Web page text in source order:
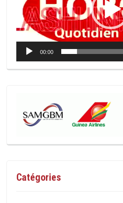
00:00
Catégories